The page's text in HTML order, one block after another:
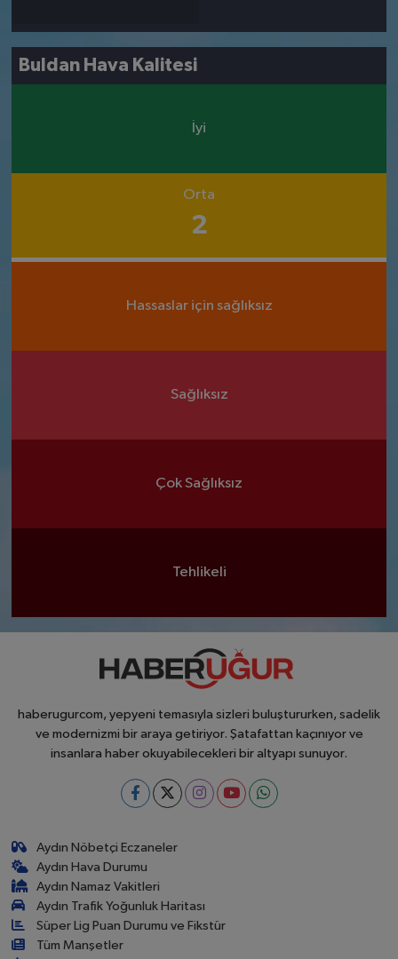
Buldan Hava Kalitesi
İyi
Orta
2
Hassaslar için sağlıksız
Sağlıksız
Çok Sağlıksız
Tehlikeli
haberugurcom, yepyeni temasıyla sizleri buluştururken, sadelik
ve modernizmi bir araya getiriyor. Şatafattan kaçınıyor ve
insanlara haber okuyabilecekleri bir altyapı sunuyor.
Aydın Nöbetçi Eczaneler
Aydın Hava Durumu
Aydın Namaz Vakitleri
Aydın Trafik Yoğunluk Haritası
Süper Lig Puan Durumu ve Fikstür
Tüm Manşetler